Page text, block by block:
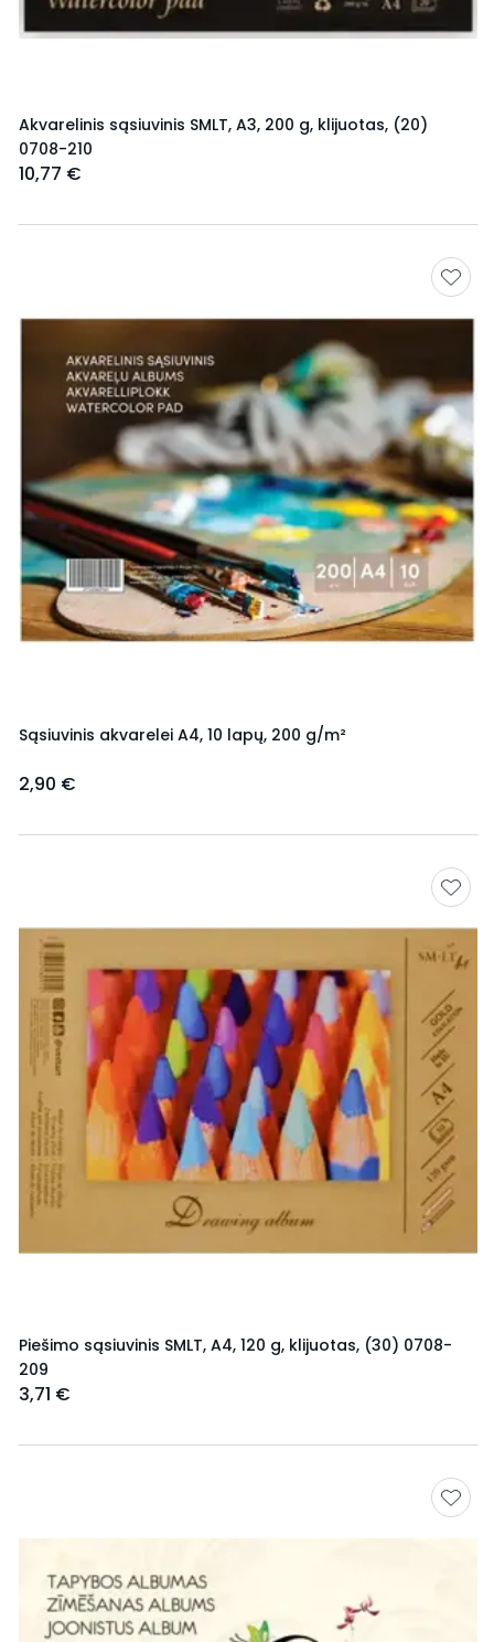
Akvarelinis sąsiuvinis SMLT, A3, 200 g, klijuotas, (20)
0708-210
10,77 €
Sąsiuvinis akvarelei A4, 10 lapų, 200 g/m²
2,90 €
Piešimo sąsiuvinis SMLT, A4, 120 g, klijuotas, (30) 0708-
209
3,71 €